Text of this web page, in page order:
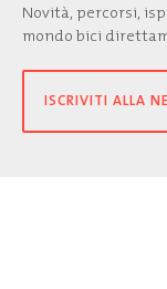
Novità, percorsi,
mondo bici
ISCRIVITI ALLA